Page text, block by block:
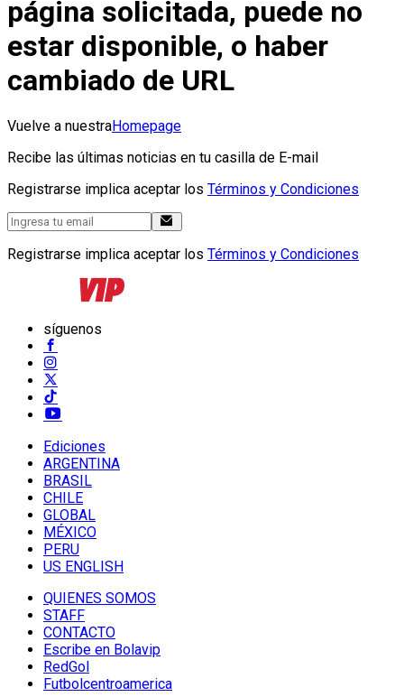
página solicitada, puede no
estar disponible, o haber
cambiado de URL
Vuelve a nuestraHomepage
Recibe las últimas noticias en tu casilla de E-mail
Registrarse implica aceptar los Términos y Condiciones
Registrarse implica aceptar los Términos y Condiciones
síguenos
Ediciones
ARGENTINA
BRASIL
CHILE
GLOBAL
MÉXICO
PERU
US ENGLISH
QUIENES SOMOS
STAFF
CONTACTO
Escribe en Bolavip
RedGol
Futbolcentroamerica